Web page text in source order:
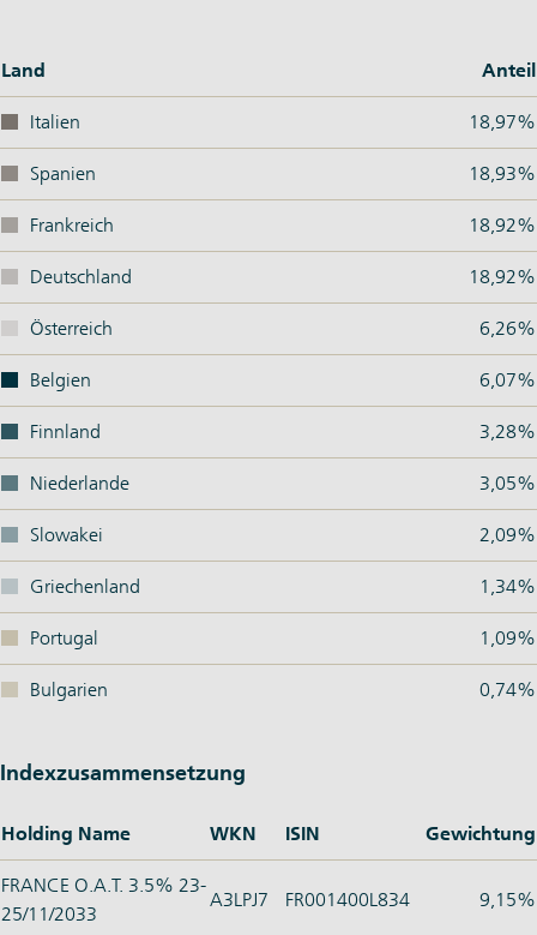
Land Anteil
Italien 18,97%
Spanien 18,93%
Frankreich 18,92%
Deutschland 18,92%
Österreich 6,26%
Belgien 6,07%
Finnland 3,28%
Niederlande 3,05%
Slowakei 2,09%
Griechenland 1,34%
Portugal 1,09%
Bulgarien 0,74%
Indexzusammensetzung
Holding Name WKN ISIN Gewichtung
FRANCE O.A.T. 3.5% 23-
25/11/2033
A3LPJ7 FR001400L834 9,15%